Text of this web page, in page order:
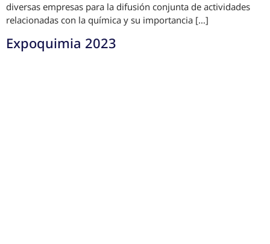
diversas empresas para la difusión conjunta de actividades
relacionadas con la química y su importancia […]
Expoquimia 2023